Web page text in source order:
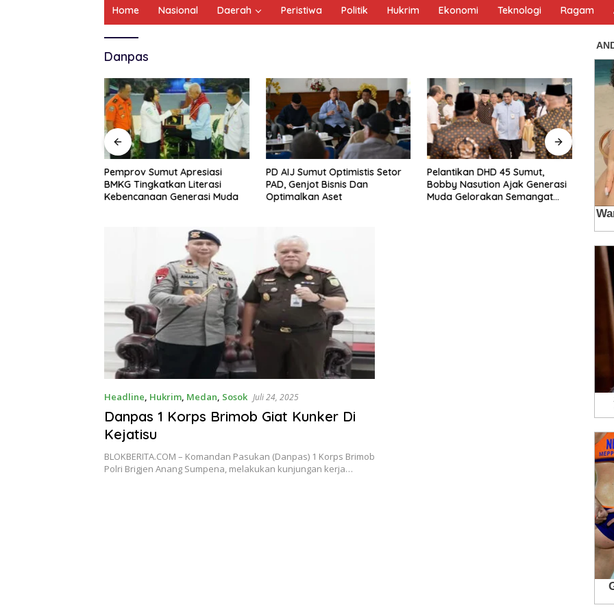
Home Nasional Daerah Peristiwa Politik Hukrim Ekonomi Teknologi Ragam
Danpas
Pemprov Sumut Apresiasi
BMKG Tingkatkan Literasi
Kebencanaan Generasi Muda
PD AIJ Sumut Optimistis Setor
PAD, Genjot Bisnis Dan
Optimalkan Aset
Pelantikan DHD 45 Sumut,
Bobby Nasution Ajak Generasi
Muda Gelorakan Semangat
Tim
Headline, Hukrim, Medan, Sosok Juli 24, 2025
Danpas 1 Korps Brimob Giat Kunker Di
Kejatisu
BLOKBERITA.COM – Komandan Pasukan (Danpas) 1 Korps Brimob
Polri Brigjen Anang Sumpena, melakukan kunjungan kerja…